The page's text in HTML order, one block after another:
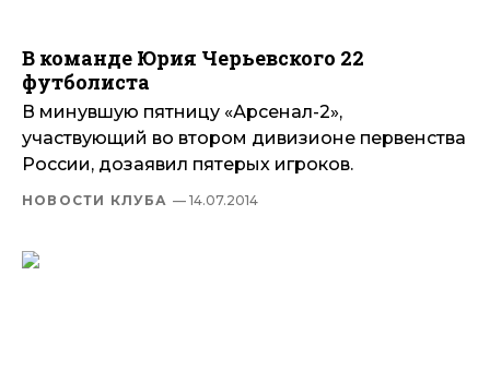
В команде Юрия Черьевского 22
футболиста
В минувшую пятницу «Арсенал-2»,
участвующий во втором дивизионе первенства
России, дозаявил пятерых игроков.
НОВОСТИ КЛУБА — 14.07.2014